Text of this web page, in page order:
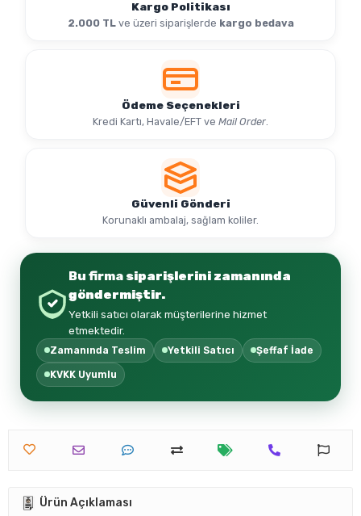
Kargo Politikası
2.000 TLve üzeri siparişlerde kargo bedava
Ödeme Seçenekleri
Kredi Kartı, Havale/EFT ve Mail Order
Güvenli Gönderi
Korunaklı ambalaj, sağlam koliler.
Bu firma siparişlerini zamanında
göndermiştir.
Yetkili satıcı olarak müşterilerine hizmet
etmektedir.
Zamanında Teslim Yetkili Satıcı Şeffaf İade
KVKK Uyumlu
Ürün Açıklaması